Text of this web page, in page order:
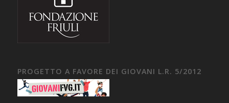
PROGETTO A FAVORE DEI GIOVANI L.R. 5/2012